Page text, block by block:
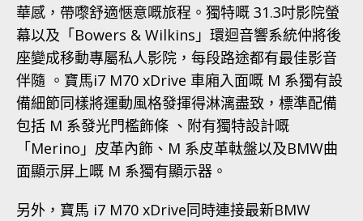
華感，帶嚟舒適愜意嘅旅程。獨特嘅 31.3吋影院螢
幕以及「Bowers & Wilkins」環迴音響系統仲將後
座變成移動專屬私人影院，每段路途都有最佳影音
伴隨 。寶馬i7 M70 xDrive 車廂入面嘅 M 系獨有設
備細節同樣將運動風格發揮得淋漓盡致，標準配備
包括 M 系發光門檻飾條 、附有獨特設計嘅
「Merino」皮革內飾、M 系皮革軚盤以及BMW曲
面顯示屏上嘅 M 系獨有顯示器。
另外，寶馬 i7 M70 xDrive同時連接最新BMW